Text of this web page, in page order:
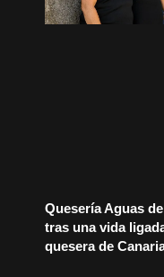
Quesería Aguas
tras una vida
quesera de